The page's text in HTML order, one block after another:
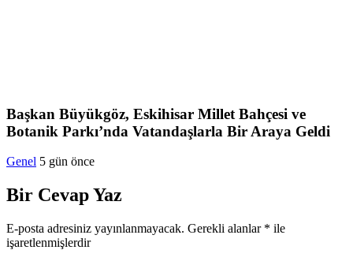
Başkan Büyükgöz, Eskihisar Millet Bahçesi ve
Botanik Parkı’nda Vatandaşlarla Bir Araya Geldi
Genel 5 gün önce
Bir Cevap Yaz
E-posta adresiniz yayınlanmayacak. Gerekli alanlar * ile
işaretlenmişlerdir